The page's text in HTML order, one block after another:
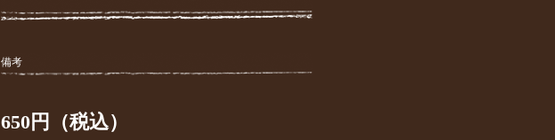
備考
650円（税込）